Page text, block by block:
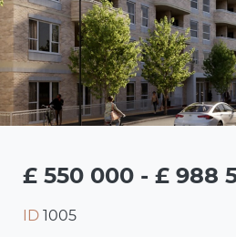
£ 550 000 - £ 988
ID 1005